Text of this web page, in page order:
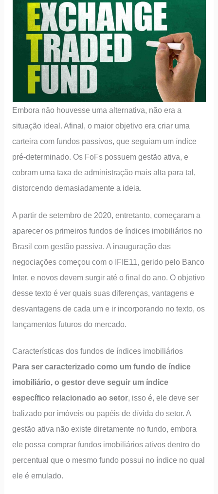
Embora não houvesse uma alternativa, não era a
situação ideal. Afinal, o maior objetivo era criar uma
carteira com fundos passivos, que seguiam um índice
pré-determinado. Os FoFs possuem gestão ativa, e
cobram uma taxa de administração mais alta para tal,
distorcendo demasiadamente a ideia.
A partir de setembro de 2020, entretanto, começaram a
aparecer os primeiros fundos de índices imobiliários no
Brasil com gestão passiva. A inauguração das
negociações começou com o IFIE11, gerido pelo Banco
Inter, e novos devem surgir até o final do ano. O objetivo
desse texto é ver quais suas diferenças, vantagens e
desvantagens de cada um e ir incorporando no texto, os
lançamentos futuros do mercado.
Características dos fundos de índices imobiliários
Para ser caracterizado como um fundo de índice
imobiliário, o gestor deve seguir um índice
específico relacionado ao setor, isso é, ele deve ser
balizado por imóveis ou papéis de dívida do setor. A
gestão ativa não existe diretamente no fundo, embora
ele possa comprar fundos imobiliários ativos dentro do
percentual que o mesmo fundo possui no índice no qual
ele é emulado.